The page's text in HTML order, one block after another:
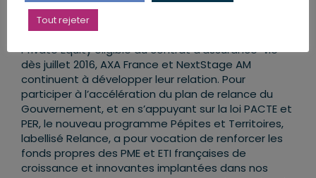
Après avoir été pionniers avec le lancement
conjoint de la 1ère unité de compte investie en
Private Equity éligible au contrat d’assurance-vie
dès juillet 2016, AXA France et NextStage AM
continuent à développer leur relation. Pour
participer à l’accélération du plan de relance du
Gouvernement, et en s’appuyant sur la loi PACTE et
PER, le nouveau programme Pépites et Territoires,
labellisé Relance, a pour vocation de renforcer les
fonds propres des PME et ETI françaises de
croissance et innovantes implantées dans nos
Tout rejeter